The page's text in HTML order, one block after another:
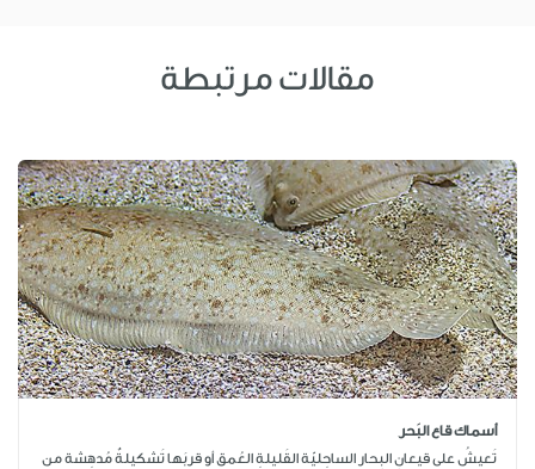
مقالات مرتبطة
أسماك قاع البَحر
تَعيشُ على قيعانِ البِحار الساحِليّة القَليلةِ العُمق أو قربَها تَشكيلةٌ مُدهِشة من